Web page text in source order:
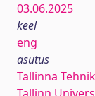
03.06.2025
keel
eng
asutus
Tallinna